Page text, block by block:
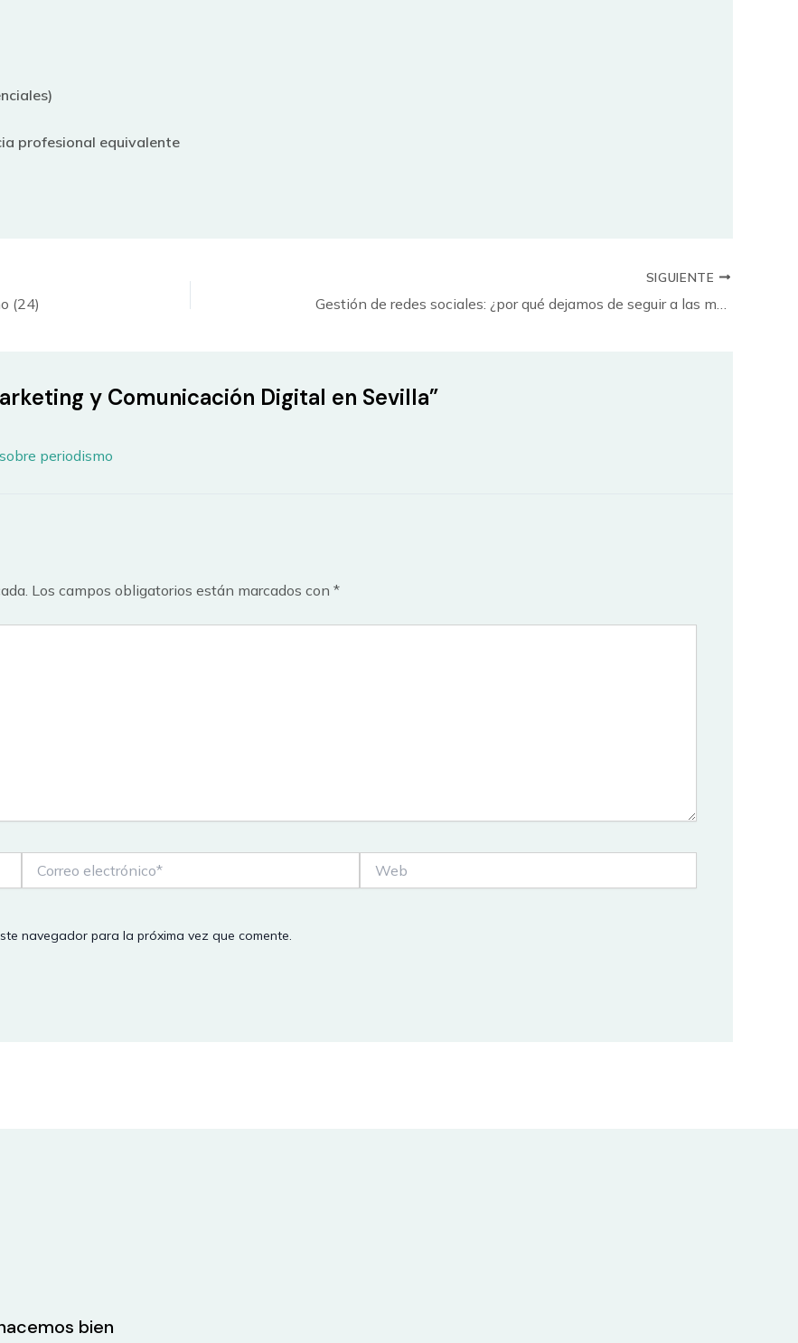
profesional equivalente
(24)
SIGUIENTE
y Comunicación Digital en Sevilla”
periodismo
Los campos obligatorios están marcados con *
electrónico*
navegador para la próxima vez que comente.
bien